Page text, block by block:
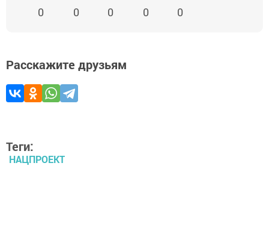
0 0 0 0 0
Расскажите друзьям
Теги:
НАЦПРОЕКТ